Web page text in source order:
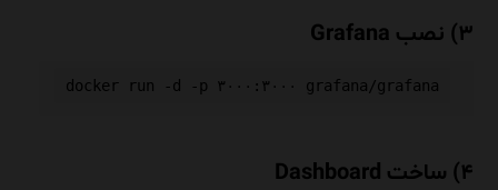
۳) نصب Grafana
۴) ساخت Dashboard